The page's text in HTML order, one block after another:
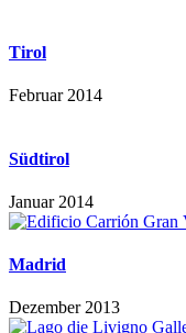
Tirol
Februar 2014
Südtirol
Januar 2014
Madrid
Dezember 2013